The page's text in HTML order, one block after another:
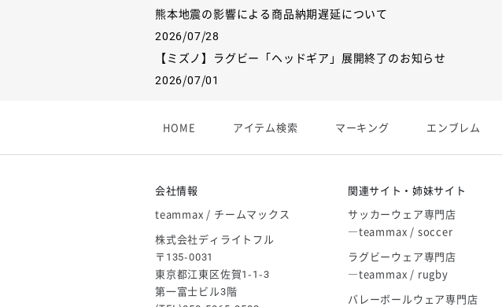
熊本地震の影響による商品納期遅延について
2026/07/28
【ミズノ】ラグビー「ヘッドギア」展開終了のお知らせ
2026/07/01
2026/06/09
ゴールデンウィーク休業のお知らせ
HOME アイテム検索 マーキング エンブレム
会社情報
teammax / チームマックス
株式会社ディライトフル
〒135-0031
東京都江東区佐賀1-1-3
第一富士ビル3階
関連サイト・姉妹サイト
サッカーウェア専門店
―teammax / soccer
ラグビーウェア専門店
―teammax / rugby
バレーボールウェア専門店